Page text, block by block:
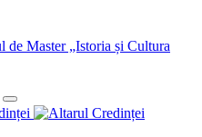
de Master „Istoria și Cultura